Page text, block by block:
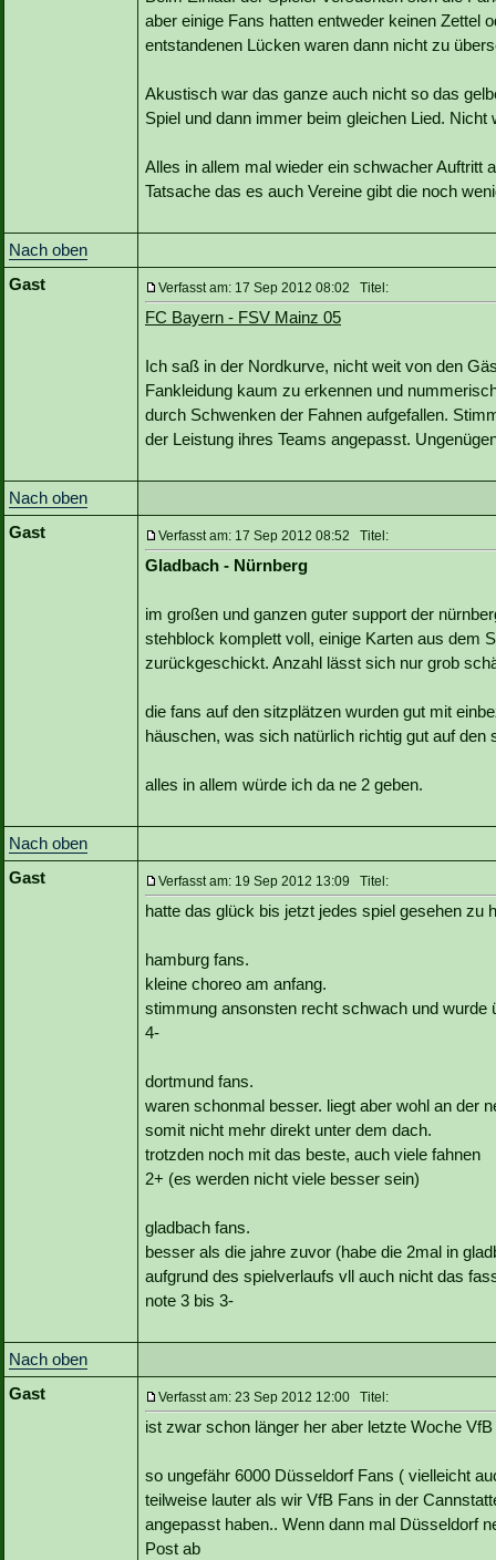
aber einige Fans hatten entweder keinen Zettel
entstandenen Lücken waren dann nicht zu
Akustisch war das ganze auch nicht so das
Spiel und dann immer beim gleichen Lied.
Alles in allem mal wieder ein schwacher Auftritt
Tatsache das es auch Vereine gibt die noch
Nach oben
Gast
Verfasst am: 17 Sep 2012 08:02 Titel:
FC Bayern - FSV Mainz 05
Ich saß in der Nordkurve, nicht weit von den
Fankleidung kaum zu erkennen und
durch Schwenken der Fahnen aufgefallen.
der Leistung ihres Teams angepasst.
Nach oben
Gast
Verfasst am: 17 Sep 2012 08:52 Titel:
Gladbach - Nürnberg
im großen und ganzen guter support der
stehblock komplett voll, einige Karten aus dem
zurückgeschickt. Anzahl lässt sich nur grob
die fans auf den sitzplätzen wurden gut mit
häuschen, was sich natürlich richtig gut auf den
alles in allem würde ich da ne 2 geben.
Nach oben
Gast
Verfasst am: 19 Sep 2012 13:09 Titel:
hatte das glück bis jetzt jedes spiel gesehen zu
hamburg fans.
kleine choreo am anfang.
stimmung ansonsten recht schwach und
4-
dortmund fans.
waren schonmal besser. liegt aber wohl an der
somit nicht mehr direkt unter dem dach.
trotzden noch mit das beste, auch viele fahnen
2+ (es werden nicht viele besser sein)
gladbach fans.
besser als die jahre zuvor (habe die 2mal in
aufgrund des spielverlaufs vll auch nicht das
note 3 bis 3-
Nach oben
Gast
Verfasst am: 23 Sep 2012 12:00 Titel:
ist zwar schon länger her aber letzte Woche
so ungefähr 6000 Düsseldorf Fans ( vielleicht
teilweise lauter als wir VfB Fans in der
angepasst haben.. Wenn dann mal Düsseldorf
Post ab